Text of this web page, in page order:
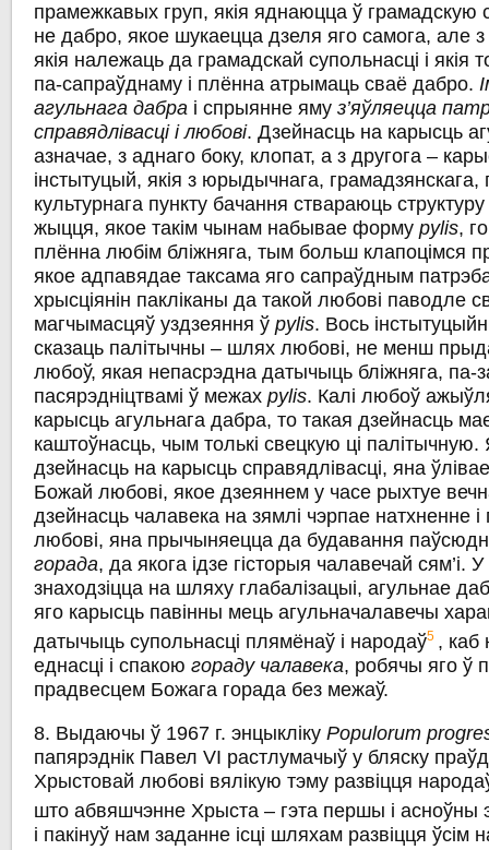
прамежкавых груп, якія яднаюцца ў грамадскую
не дабро, якое шукаецца дзеля яго самога, але з
якія належаць да грамадскай супольнасці i якія
па-сапраўднаму i плённа атрымаць сваё дабро.
агульнага дабра i спрыянне ямуз’яўляецца
справядлівасці i любові. Дзейнасць на карысць
азначае, з аднаго боку, клопат, a з другога –
інстытуцый, якія з юрыдычнага, грамадзянскага,
культурнага пункту бачання ствараюць
жыцця, якое такім чынам набывае формуpуlis,
плённа любім бліжняга, тым больш клапоцімся
якое адпавядае таксама яго сапраўдным
хрысціянін пакліканы да такой любові паводле
магчымасцяў уздзеяння ўpуlis. Вось
сказаць палітычны – шлях любові, не менш
любоў, якая непасрэдна датычыць бліжняга, па-
пасярэдніцтвамі ў межахpуlis. Калі любоў
карысць агульнага дабра, то такая дзейнасць
каштоўнасць, чым толькі свецкую ці
дзейнасць на карысць справядлівасці, яна
Божай любові, якое дзеяннем у часе рыхтуе
дзейнасць чалавека на зямлі чэрпае натхненне
любові, яна прычыняецца да будавання
горада, да якога ідзе гісторыя чалавечай сям’і.
знаходзіцца на шляху глабалізацыі, агульнае
яго карысць павінны мець агульначалавечы
датычыць супольнасці плямёнаў i народаў5 , каб
еднасці i спакоюгораду чалавека, робячы яго ў
прадвесцем Божага горада без межаў.
8. Выдаючы ў 1967 г. энцыклікуPopulorum
папярэднік Павел VI растлумачыў у бляску
Хрыстовай любові вялікую тэму развіцця
што абвяшчэнне Хрыста – гэта першы і асноўны
i пакінуў нам заданне ісці шляхам развіцця